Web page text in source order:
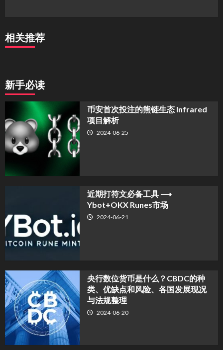
相关推荐
新手必读
币安首次投注的熊链生态 Infrared
项目解析
2024-06-25
近期打符文必备工具 ⟶
Ybot+OKX Runes市场
2024-06-21
央行数位货币是什么？CBDC的种
类、优缺点和风险、各国发展现况
与法规整理
2024-06-20